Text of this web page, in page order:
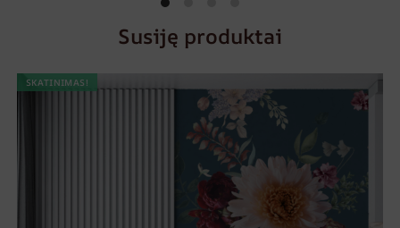
Susiję produktai
SKATINIMAS!